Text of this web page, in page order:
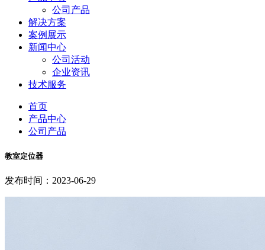
公司产品
解决方案
案例展示
新闻中心
公司活动
企业资讯
技术服务
首页
产品中心
公司产品
教室定位器
发布时间：2023-06-29